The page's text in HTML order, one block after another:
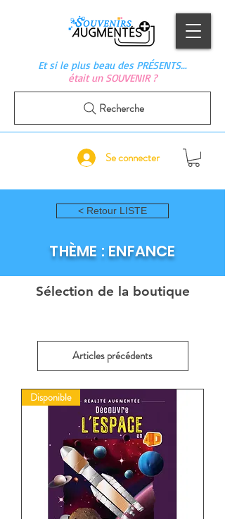
Et si le plus beau des PRÉSENTS…
était un SOUVENIR ?
Se connecter
Recherche
< Retour LISTE
THÈME : ENFANCE
Sélection de la boutique
Articles précédents
Disponible